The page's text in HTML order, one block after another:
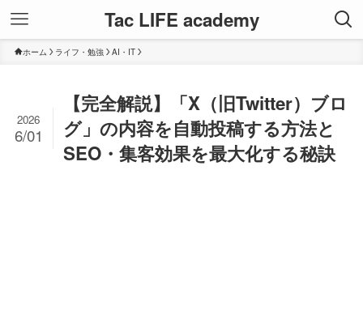
Tac LIFE academy
ホーム ライフ・勉強 AI・IT
【完全解説】「X（旧Twitter）ブロ
グ」の内容を自動投稿する方法と
SEO・集客効果を最大化する秘訣
2026
6/01